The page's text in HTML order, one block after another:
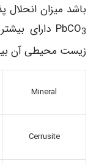
باشد میزان
PbCO3
دارای
زیست محیطی آن
Mineral
Cerrusite